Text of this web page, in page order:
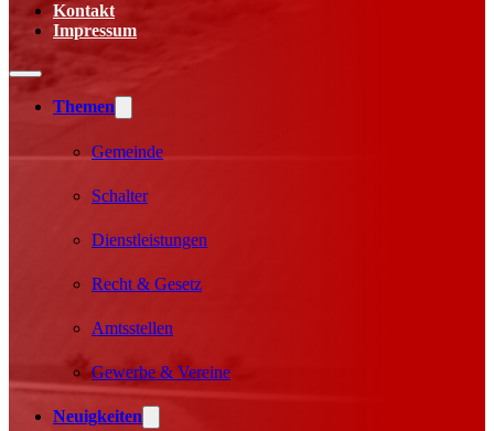
Kontakt
Impressum
Themen
Gemeinde
Schalter
Dienstleistungen
Recht & Gesetz
Amtsstellen
Gewerbe & Vereine
Neuigkeiten